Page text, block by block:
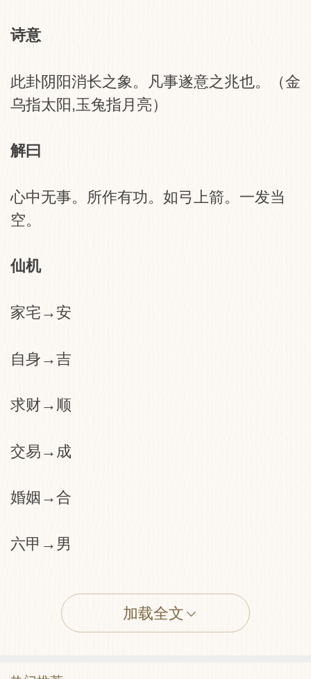
诗意
此卦阴阳消长之象。凡事遂意之兆也。（金
乌指太阳,玉兔指月亮）
解曰
心中无事。所作有功。如弓上箭。一发当
空。
仙机
家宅→安
自身→吉
求财→顺
交易→成
婚姻→合
六甲→男
田蚕→早种
加载全文